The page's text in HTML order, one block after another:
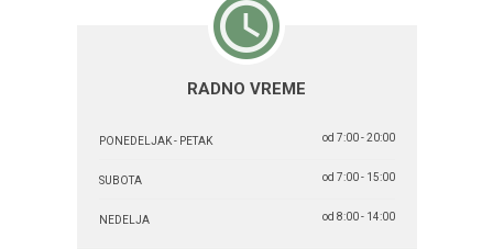
RADNO VREME
PONEDELJAK - PETAK od 7:00 - 20:00
SUBOTA od 7:00 - 15:00
NEDELJA od 8:00 - 14:00